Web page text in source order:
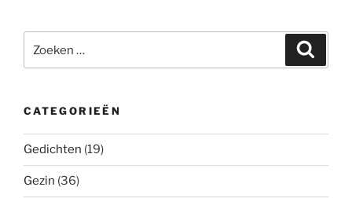
naar:
CATEGORIEËN
Gedichten (19)
Gezin (36)